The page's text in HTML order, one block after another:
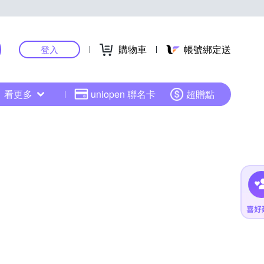
登入 購物車 帳號綁定送
看更多 uniopen 聯名卡 超贈點